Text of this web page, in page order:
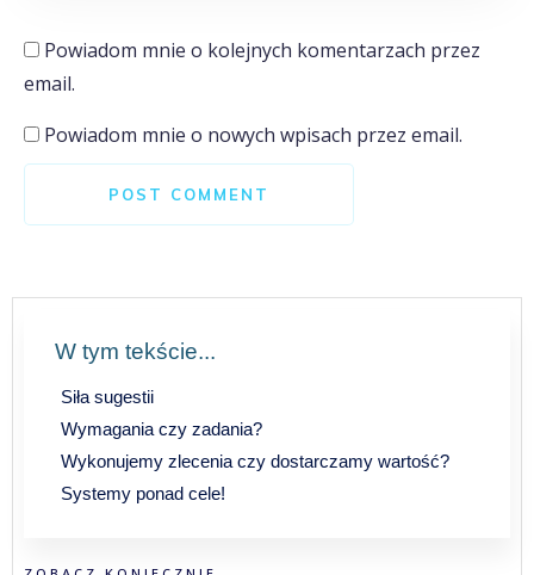
Powiadom mnie o kolejnych komentarzach przez
email.
Powiadom mnie o nowych wpisach przez email.
POST COMMENT
W tym tekście...
Siła sugestii
Wymagania czy zadania?
Wykonujemy zlecenia czy dostarczamy wartość?
Systemy ponad cele!